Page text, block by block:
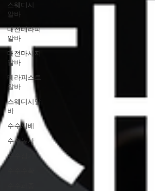
스웨디시
알바
대전테라피
알바
대전마사지
알바
테라피스트
알바
스웨디시알
바
수수재배
수수농사
수수심기